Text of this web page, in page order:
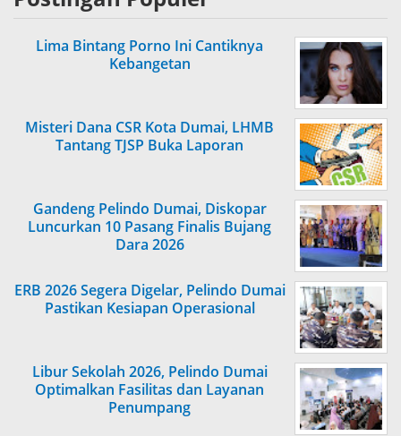
Lima Bintang Porno Ini Cantiknya
Kebangetan
Misteri Dana CSR Kota Dumai, LHMB
Tantang TJSP Buka Laporan
Gandeng Pelindo Dumai, Diskopar
Luncurkan 10 Pasang Finalis Bujang
Dara 2026
ERB 2026 Segera Digelar, Pelindo Dumai
Pastikan Kesiapan Operasional
Libur Sekolah 2026, Pelindo Dumai
Optimalkan Fasilitas dan Layanan
Penumpang